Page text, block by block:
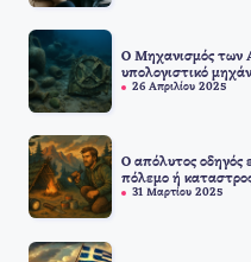
Ο Μηχανισμός των
υπολογιστικό
26 Απριλίου 2025
Ο απόλυτος οδηγός
πόλεμο ή
31 Μαρτίου 2025